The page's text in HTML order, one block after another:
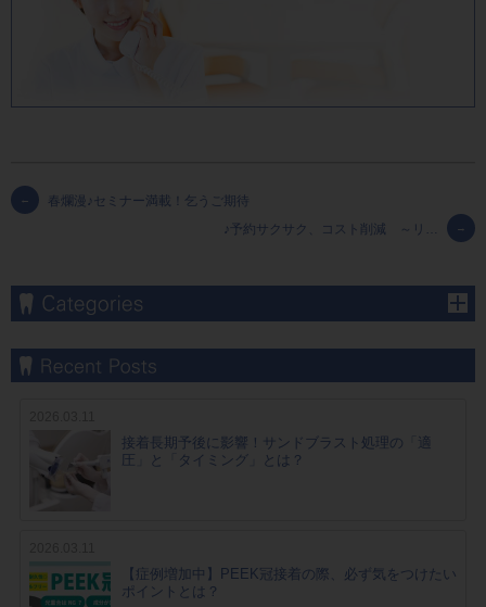
← 春爛漫♪セミナー満載！乞うご期待
→
♪予約サクサク、コスト削減 ～リ…
接着長期予後に影響！サンドブラスト処理の「適
圧」と「タイミング」とは？
【症例増加中】PEEK冠接着の際、必ず気をつけたい
ポイントとは？